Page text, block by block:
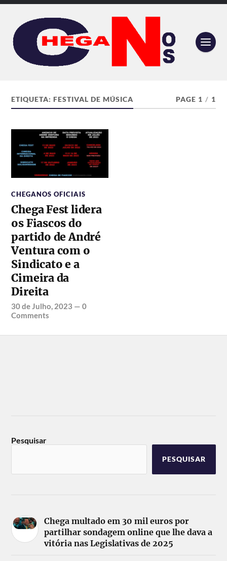
ETIQUETA:FESTIVAL DE MÚSICA PAGE 1 / 1
CHEGANOS OFICIAIS
Chega Fest lidera
os Fiascos do
partido de André
Ventura com o
Sindicato e a
Cimeira da
Direita
30 de Julho, 2023 —0
Comments
Pesquisar
PESQUISAR
Chega multado em 30 mil euros por
partilhar sondagem online que lhe dava a
vitória nas Legislativas de 2025